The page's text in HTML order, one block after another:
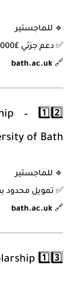
🔹 للماجستير
✅ دعم جزئي £5,000
🔗
bath.ac.uk
1️⃣2️⃣
–
of Bath
🔹 للماجستير
✅ تمويل محدود
🔗
bath.ac.uk
1️⃣3️⃣